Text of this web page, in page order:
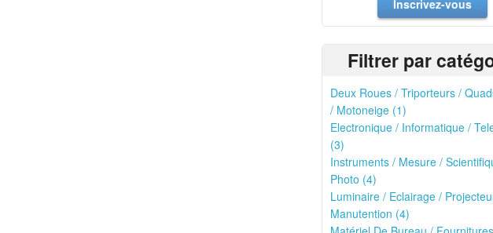
Inscrivez-vous
Filtrer par
Deux Roues / Triporteurs /
/ Motoneige (1)
Electronique / Informatique /
(3)
Instruments / Mesure /
Photo (4)
Luminaire / Eclairage /
Manutention (4)